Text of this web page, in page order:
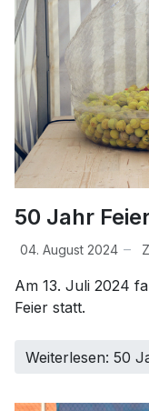
50 Jahr
04. August 2024
Am 13. Juli 2024
Feier statt.
Weiterlesen: 50